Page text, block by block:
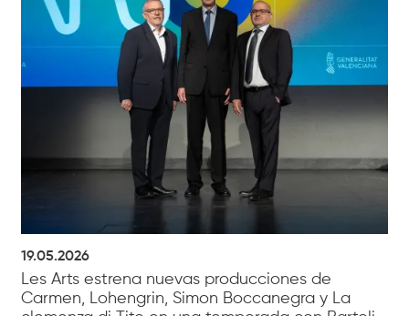
19.05.2026
Les Arts estrena nuevas producciones de
Carmen, Lohengrin, Simon Boccanegra y La